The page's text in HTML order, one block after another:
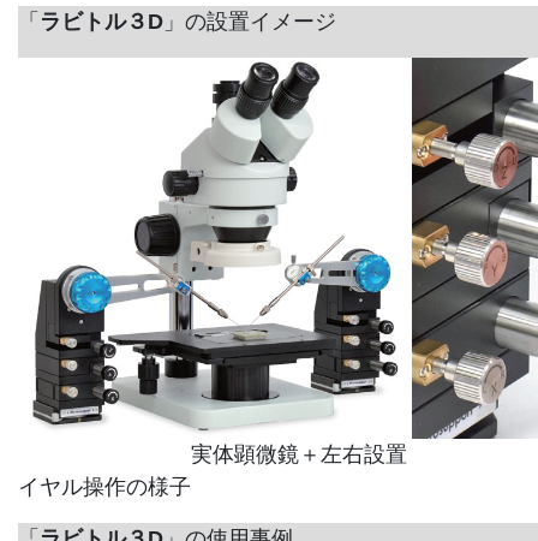
「 ラビトル３D 」の設置イメージ
実体顕微鏡＋左右設置
イヤル操作の様子